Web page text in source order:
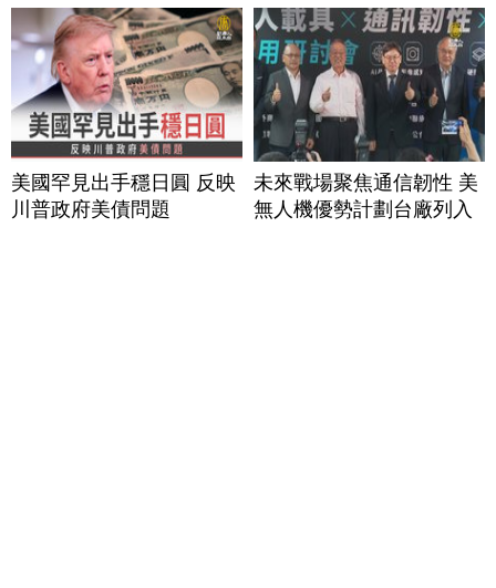
美國罕見出手穩日圓 反映
川普政府美債問題
未來戰場聚焦通信韌性 美
無人機優勢計劃台廠列入